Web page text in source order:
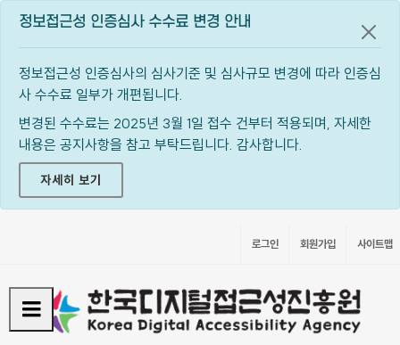
정보접근성 인증심사 수수료 변경 안내
정보접근성 인증심사의 심사기준 및 심사규모 변경에 따라 인증심
사 수수료 일부가 개편됩니다.
변경된 수수료는 2025년 3월 1일 접수 건부터 적용되며, 자세한
내용은 공지사항을 참고 부탁드립니다. 감사합니다.
자세히 보기
공지
로그인 회원가입 사이트맵